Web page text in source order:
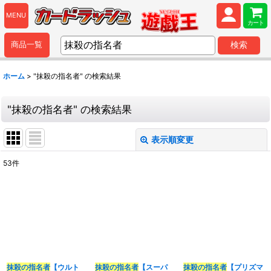
MENU
カート
商品一覧 検索
ホーム > "抹殺の指名者" の検索結果
"抹殺の指名者" の検索結果
表示順変更
53件
抹殺の指名者 【ウルト
抹殺の指名者【スーパ
抹殺の指名者【プリズマ